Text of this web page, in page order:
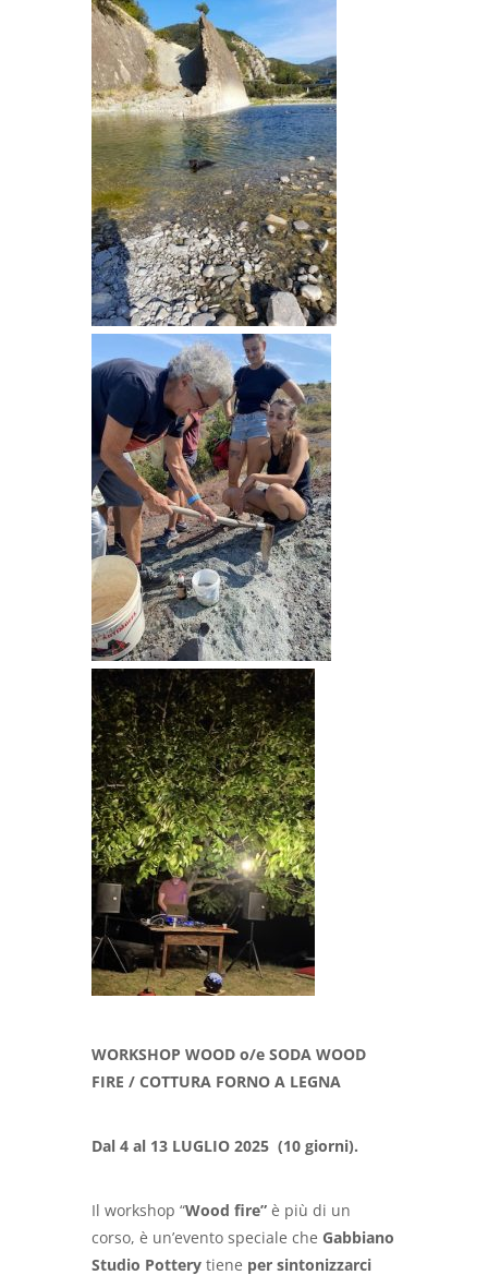
WORKSHOP WOOD o/e SODA WOOD
FIRE / COTTURA FORNO A LEGNA
Dal 4 al 13 LUGLIO 2025 (10 giorni).
Il workshop “Wood fire” è più di un
corso, è un’evento speciale che Gabbiano
Studio Pottery tiene per sintonizzarci